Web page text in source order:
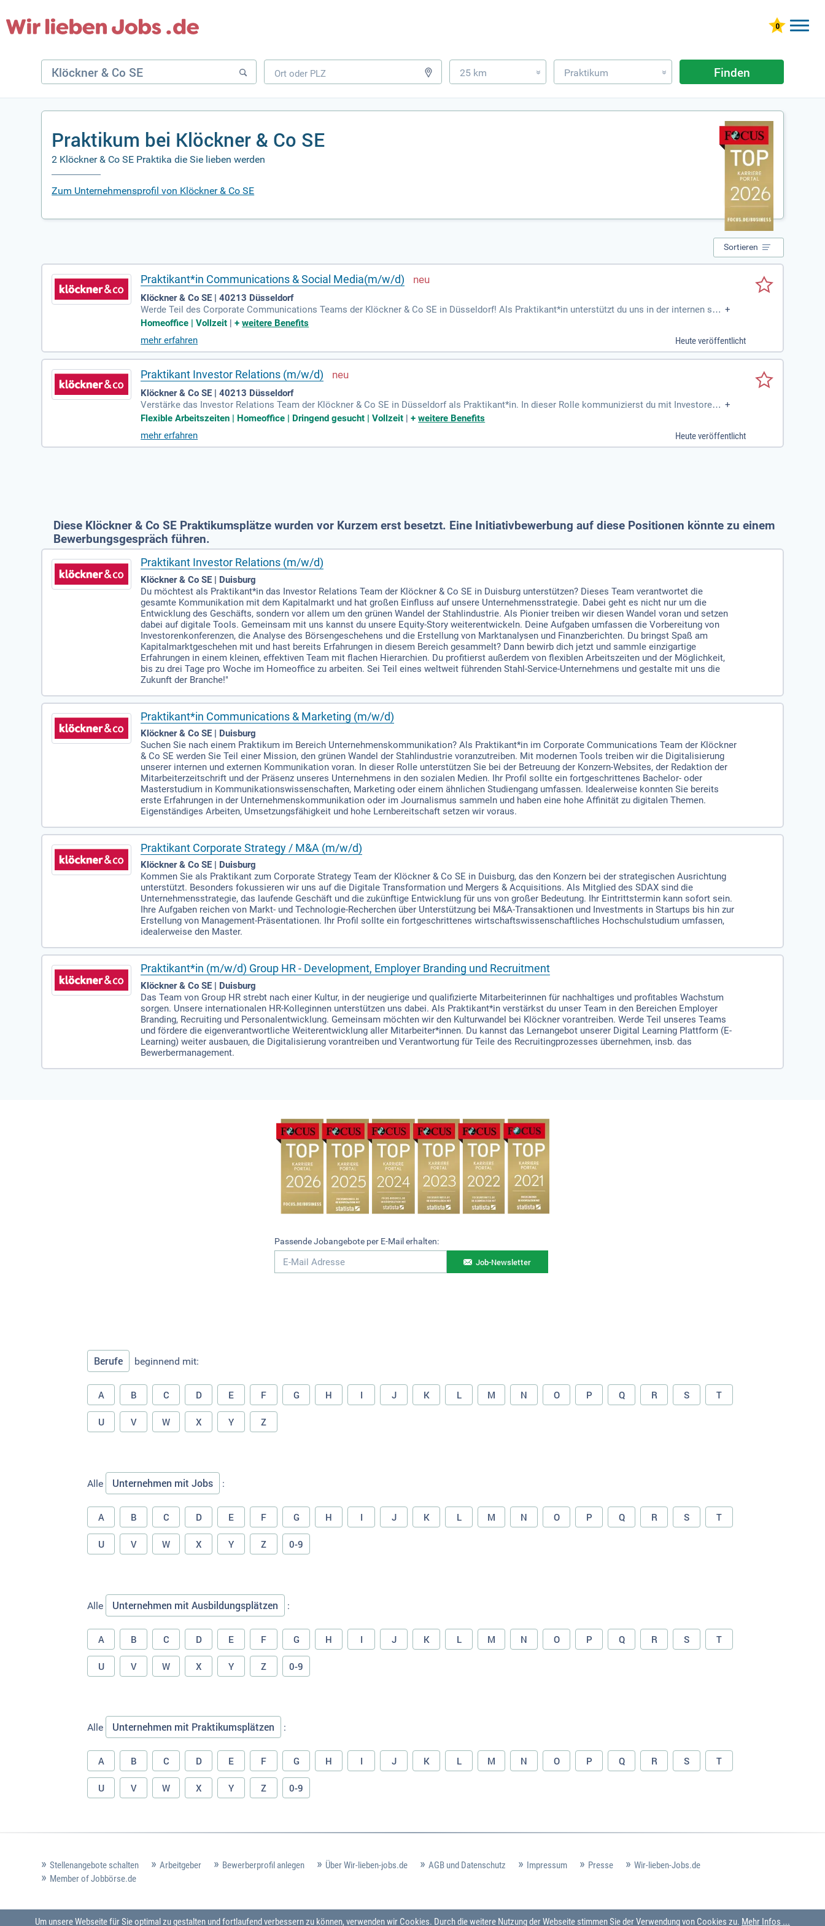
25 km » Praktikum » Finden
Praktikum bei Klöckner & Co SE
2 Klöckner & Co SE Praktika die Sie lieben werden
Zum Unternehmensprofil von Klöckner & Co SE
Sortieren
Praktikant*in Communications & Social Media(m/w/d)
Klöckner & Co SE | 40213 Düsseldorf
Werde Teil des Corporate Communications Teams der Klöckner & Co SE in Düsseldorf! Als Praktikant*in unterstützt du uns in der internen sow
ie externen Kommunikation, einschließlich Presse und Social Media. Hilf uns, den grünen Wandel der Stahlindustrie aktiv mitzugestalten. Deine
ia. Zudem wirst du bei der Weiterentwicklung unserer Konzern-Webseiten helfen und kreatives Foto- sowie Videomaterial erstellen. Nutze dies
e Chance, deine Fähigkeiten in einem internationalen Umfeld zu erweitern und gestalten!
+
Homeoffice | Vollzeit |+weitere Benefits
mehr erfahren
Heute veröffentlicht
Praktikant Investor Relations (m/w/d)
Klöckner & Co SE | 40213 Düsseldorf
Verstärke das Investor Relations Team der Klöckner & Co SE in Düsseldorf als Praktikant*in. In dieser Rolle kommunizierst du mit Investoren,
Analysten und wichtigen Stakeholdern. Wir sind ein SDAX®-gelisteter Konzern, der die Unternehmensstrategie und Marktentwicklung aktiv gest
ndel der Stahlindustrie. Nutze die Chance, wertvolle Erfahrungen im Kapitalmarktumfeld zu sammeln und deine Karriere zu starten.
+
Flexible Arbeitszeiten | Homeoffice | Dringend gesucht | Vollzeit |+weitere Benefits
mehr erfahren
Heute veröffentlicht
Diese Klöckner & Co SE Praktikumsplätze wurden vor Kurzem erst besetzt. Eine Initiativbewerbung auf diese Positionen könnte zu einem
Bewerbungsgespräch führen.
Praktikant Investor Relations (m/w/d)
Klöckner & Co SE | Duisburg
Du möchtest als Praktikant*in das Investor Relations Team der Klöckner & Co SE in Duisburg unterstützen? Dieses Team verantwortet die
gesamte Kommunikation mit dem Kapitalmarkt und hat großen Einfluss auf unsere Unternehmensstrategie. Dabei geht es nicht nur um die
Entwicklung des Geschäfts, sondern vor allem um den grünen Wandel der Stahlindustrie. Als Pionier treiben wir diesen Wandel voran und setzen
dabei auf digitale Tools. Gemeinsam mit uns kannst du unsere Equity-Story weiterentwickeln. Deine Aufgaben umfassen die Vorbereitung von
Investorenkonferenzen, die Analyse des Börsengeschehens und die Erstellung von Marktanalysen und Finanzberichten. Du bringst Spaß am
Kapitalmarktgeschehen mit und hast bereits Erfahrungen in diesem Bereich gesammelt? Dann bewirb dich jetzt und sammle einzigartige
Erfahrungen in einem kleinen, effektiven Team mit flachen Hierarchien. Du profitierst außerdem von flexiblen Arbeitszeiten und der Möglichkeit,
bis zu drei Tage pro Woche im Homeoffice zu arbeiten. Sei Teil eines weltweit führenden Stahl-Service-Unternehmens und gestalte mit uns die
Zukunft der Branche!"
Praktikant*in Communications & Marketing (m/w/d)
Klöckner & Co SE | Duisburg
Suchen Sie nach einem Praktikum im Bereich Unternehmenskommunikation? Als Praktikant*in im Corporate Communications Team der Klöckner
& Co SE werden Sie Teil einer Mission, den grünen Wandel der Stahlindustrie voranzutreiben. Mit modernen Tools treiben wir die Digitalisierung
unserer internen und externen Kommunikation voran. In dieser Rolle unterstützen Sie bei der Betreuung der Konzern-Websites, der Redaktion der
Mitarbeiterzeitschrift und der Präsenz unseres Unternehmens in den sozialen Medien. Ihr Profil sollte ein fortgeschrittenes Bachelor- oder
Masterstudium in Kommunikationswissenschaften, Marketing oder einem ähnlichen Studiengang umfassen. Idealerweise konnten Sie bereits
erste Erfahrungen in der Unternehmenskommunikation oder im Journalismus sammeln und haben eine hohe Affinität zu digitalen Themen.
Eigenständiges Arbeiten, Umsetzungsfähigkeit und hohe Lernbereitschaft setzen wir voraus.
Praktikant Corporate Strategy / M&A (m/w/d)
Klöckner & Co SE | Duisburg
Kommen Sie als Praktikant zum Corporate Strategy Team der Klöckner & Co SE in Duisburg, das den Konzern bei der strategischen Ausrichtung
unterstützt. Besonders fokussieren wir uns auf die Digitale Transformation und Mergers & Acquisitions. Als Mitglied des SDAX sind die
Unternehmensstrategie, das laufende Geschäft und die zukünftige Entwicklung für uns von großer Bedeutung. Ihr Eintrittstermin kann sofort sein.
Ihre Aufgaben reichen von Markt- und Technologie-Recherchen über Unterstützung bei M&A-Transaktionen und Investments in Startups bis hin zur
Erstellung von Management-Präsentationen. Ihr Profil sollte ein fortgeschrittenes wirtschaftswissenschaftliches Hochschulstudium umfassen,
idealerweise den Master.
Praktikant*in (m/w/d) Group HR - Development, Employer Branding und Recruitment
Klöckner & Co SE | Duisburg
Das Team von Group HR strebt nach einer Kultur, in der neugierige und qualifizierte Mitarbeiterinnen für nachhaltiges und profitables Wachstum
sorgen. Unsere internationalen HR-Kolleginnen unterstützen uns dabei. Als Praktikant*in verstärkst du unser Team in den Bereichen Employer
Branding, Recruiting und Personalentwicklung. Gemeinsam möchten wir den Kulturwandel bei Klöckner vorantreiben. Werde Teil unseres Teams
und fördere die eigenverantwortliche Weiterentwicklung aller Mitarbeiter*innen. Du kannst das Lernangebot unserer Digital Learning Plattform (E-
Learning) weiter ausbauen, die Digitalisierung vorantreiben und Verantwortung für Teile des Recruitingprozesses übernehmen, insb. das
Bewerbermanagement.
Passende Jobangebote per E-Mail erhalten:
Job-Newsletter
Berufe beginnend mit:
A B C D E F G H I J K L M N O P Q R S T
U V W X Y Z
Alle Unternehmen mit Jobs :
A B C D E F G H I J K L M N O P Q R S T
U V W X Y Z 0-9
Alle Unternehmen mit Ausbildungsplätzen :
A B C D E F G H I J K L M N O P Q R S T
U V W X Y Z 0-9
Alle Unternehmen mit Praktikumsplätzen :
A B C D E F G H I J K L M N O P Q R S T
U V W X Y Z 0-9
Stellenangebote schalten Arbeitgeber Bewerberprofil anlegen Über Wir-lieben-jobs.de AGB und Datenschutz Impressum Presse
Wir-lieben-Jobs.de
Member of Jobbörse.de
Um unsere Webseite für Sie optimal zu gestalten und fortlaufend verbessern zu können, verwenden wir Cookies. Durch die weitere Nutzung der Webseite stimmen Sie der Verwendung von Cookies zu. Mehr Infos ...